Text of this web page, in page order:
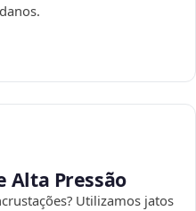
Alta Pressão
Utilizamos jatos